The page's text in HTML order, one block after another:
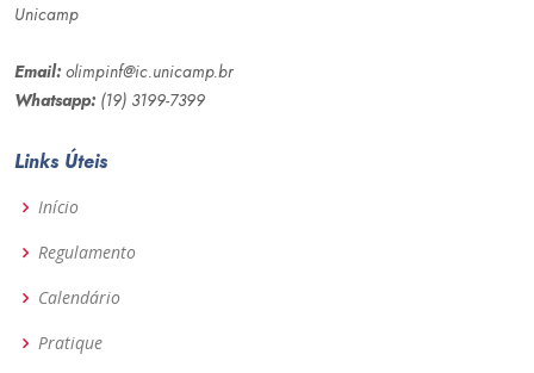
Unicamp
Email: olimpinf@ic.unicamp.br
Whatsapp: (19) 3199-7399
Links Úteis
Início
Regulamento
Calendário
Pratique